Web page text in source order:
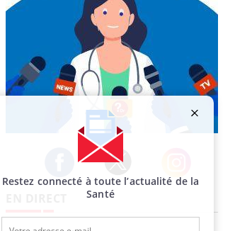
Facebook Twitter Instagram
Restez connecté à toute l’actualité de la
Santé